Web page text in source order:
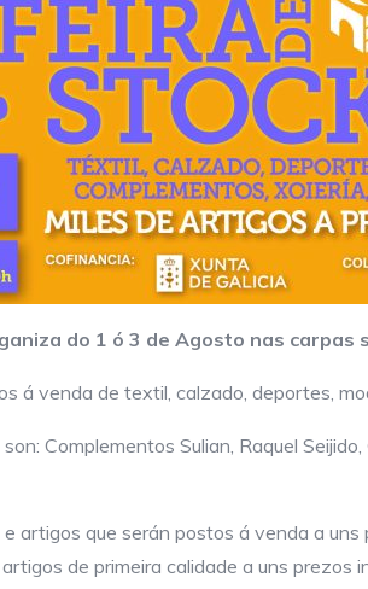
do 1 ó 3 de Agosto nas
á venda de textil, calzado, deportes,
Complementos Sulian, Raquel
artigos que serán postos á venda a
de primeira calidade a uns prezos